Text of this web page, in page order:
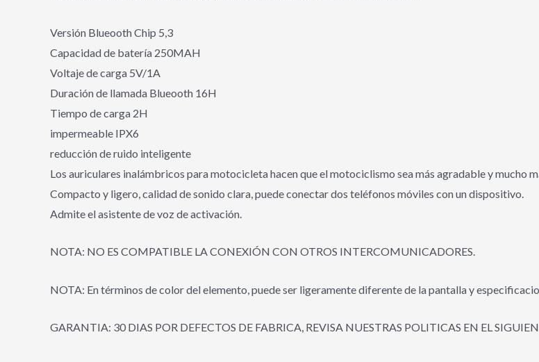
Versión Blueooth Chip 5,3
Capacidad de batería 250MAH
Voltaje de carga 5V/1A
Duración de llamada Blueooth 16H
Tiempo de carga 2H
impermeable IPX6
reducción de ruido inteligente
Los auriculares inalámbricos para motocicleta hacen que el motociclismo sea más agradable y mucho
Compacto y ligero, calidad de sonido clara, puede conectar dos teléfonos móviles con un dispositivo.
Admite el asistente de voz de activación.
NOTA: NO ES COMPATIBLE LA CONEXIÓN CON OTROS INTERCOMUNICADORES.
NOTA: En términos de color del elemento, puede ser ligeramente diferente de la pantalla y
GARANTIA: 30 DIAS POR DEFECTOS DE FABRICA, REVISA NUESTRAS POLITICAS EN EL